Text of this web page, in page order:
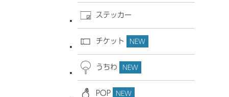
ステッカー
チケット NEW
うちわ NEW
POP NEW